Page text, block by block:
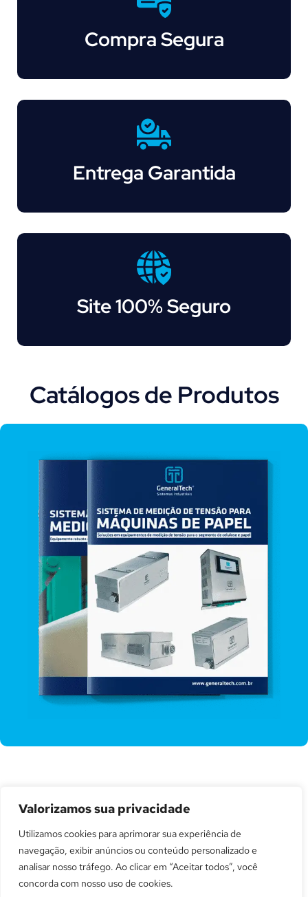
Valorizamos sua privacidade
Utilizamos cookies para aprimorar sua experiência de
navegação, exibir anúncios ou conteúdo personalizado e
analisar nosso tráfego. Ao clicar em “Aceitar todos”, você
concorda com nosso uso de cookies.
Compra Segura
Entrega Garantida
Site 100% Seguro
Catálogos de Produtos
especificações técnicas, aplicações e
benefícios do nosso produto.
Explore em detalhes como nossa solução pode
atender às necessidades da sua operação com